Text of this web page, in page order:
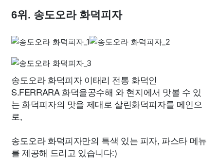
6위. 송도오라 화덕피자
송도오라 화덕피자 이태리 전통 화덕인
S.FERRARA 화덕을공수해 와 현지에서 맛볼 수 있
는 화덕피자의 맛을 제대로 살린화덕피자를 메인으
로,
송도오라 화덕피자만의 특색 있는 피자, 파스타 메뉴
를 제공해 드리고 있습니다:)